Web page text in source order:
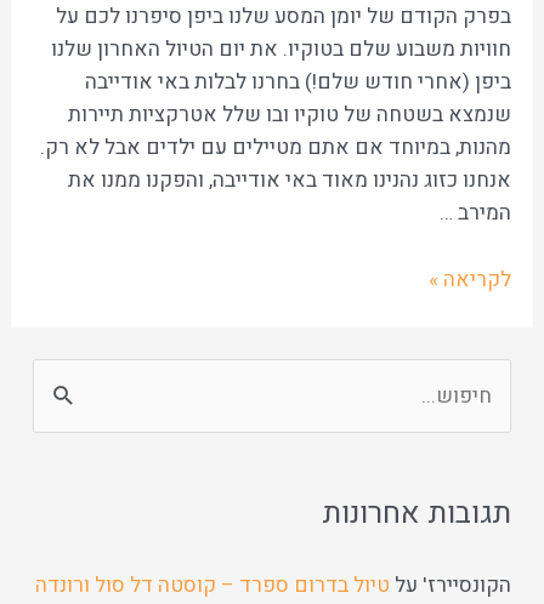
בפרק הקודם של יומן המסע שלנו ביפן סיפרנו לכם על
חוויות משבוע שלם בטוקיו. את יום הטיול האחרון שלנו
ביפן (אחרי חודש שלם!) בחרנו לבלות באי אודייבה
שנמצא בשטחה של טוקיו ובו שלל אטרקציות תיירות
מהנות, במיוחד אם אתם מטיילים עם ילדים אבל לא רק.
אנחנו כזוג נהנינו מאוד באי אודייבה, והפקנו ממנו את
המירב …
לקריאה »
תגובות אחרונות
הקונסיירז' על טיול בדרום ספרד – קוסטה דל סול ורונדה